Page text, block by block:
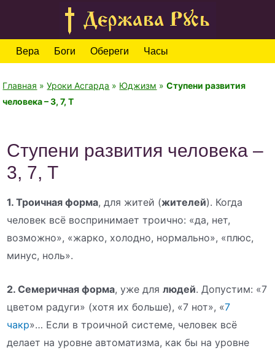
Вера Боги Обереги Часы
Главная »Уроки Асгарда » Юджизм »Ступени развития
человека – 3, 7, Т
Ступени развития человека –
3, 7, Т
1. Троичная форма, для житей (жителей). Когда
человек всё воспринимает троично: «да, нет,
возможно», «жарко, холодно, нормально», «плюс,
минус, ноль».
2. Семеричная форма, уже длялюдей. Допустим: «7
цветом радуги» (хотя их больше), «7 нот», «7
чакр»… Если в троичной системе, человек всё
делает на уровне автоматизма, как бы на уровне